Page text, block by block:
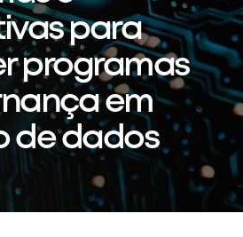
para
programas
em
de dados